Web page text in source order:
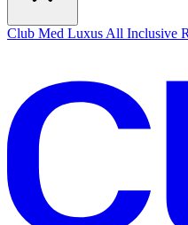
Club Med Luxus All Inclusive